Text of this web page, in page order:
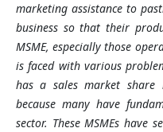
marketing assistance to
business so that their
MSME, especially those
is faced with various
has a sales market share
because many have
sector. These MSMEs have